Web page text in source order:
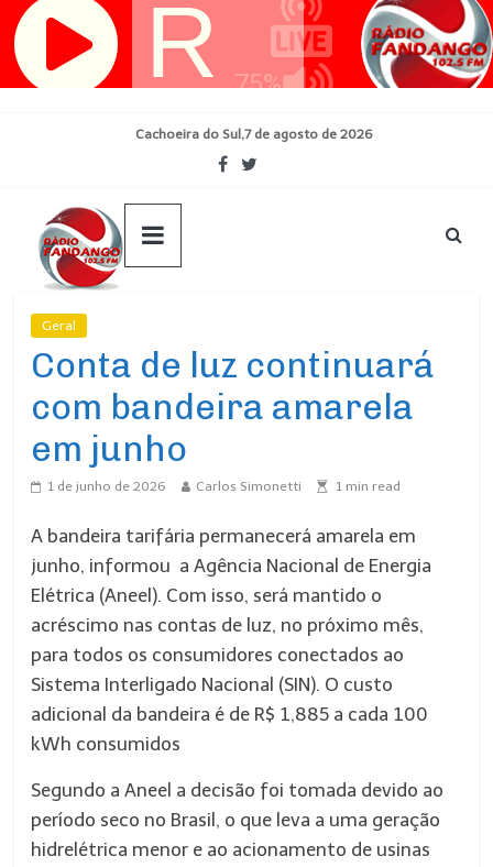
Pular
para
Cachoeira do Sul,7 de agosto de 2026
Geral
Conta de luz continuará
com bandeira amarela
em junho
1 de junho de 2026 Carlos Simonetti 1 min read
A bandeira tarifária permanecerá amarela em
junho, informou a Agência Nacional de Energia
Elétrica (Aneel). Com isso, será mantido o
acréscimo nas contas de luz, no próximo mês,
para todos os consumidores conectados ao
Sistema Interligado Nacional (SIN). O custo
adicional da bandeira é de R$ 1,885 a cada 100
kWh consumidos
Segundo a Aneel a decisão foi tomada devido ao
período seco no Brasil, o que leva a uma geração
hidrelétrica menor e ao acionamento de usinas